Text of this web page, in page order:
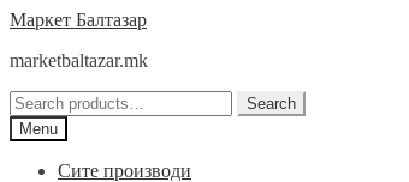
Skip
navigation
Skip
content
Маркет Балтазар
marketbaltazar.mk
Search
for:
Search
Menu
Сите производи